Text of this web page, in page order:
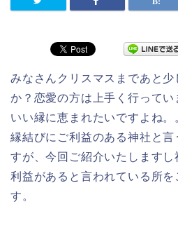
みなさんクリスマスまであと
か？恋愛の方は上手く行ってい
いい縁に恵まれたいですよね。
縁結びにご利益のある神社と言
すが、今回ご紹介いたします
利益があると言われている所を
す。